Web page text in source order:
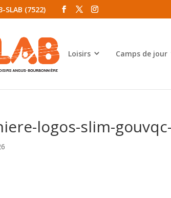
SLAB (7522)
Loisirs Camps de jour
logos-slim-